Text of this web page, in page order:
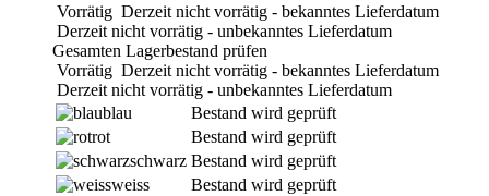
Vorrätig Derzeit nicht vorrätig - bekanntes Lieferdatum
Derzeit nicht vorrätig - unbekanntes Lieferdatum
Gesamten Lagerbestand prüfen
Vorrätig Derzeit nicht vorrätig - bekanntes Lieferdatum
Derzeit nicht vorrätig - unbekanntes Lieferdatum
blau
Bestand wird geprüft
rot
Bestand wird geprüft
schwarz Bestand wird geprüft
weiss
Bestand wird geprüft